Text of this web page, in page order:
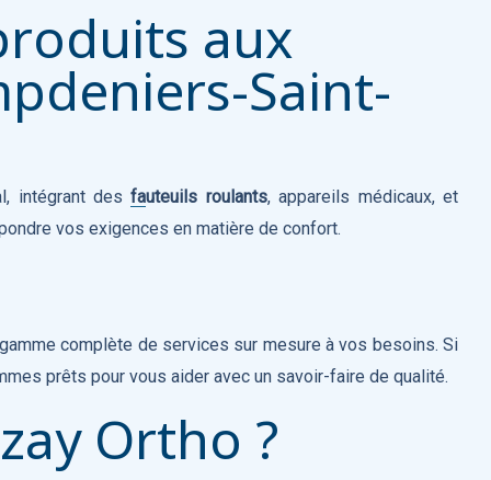
aux
Saint-
intégrant desfauteuils roulants, appareils médicaux, et
vos exigences en matière de confort.
complète de services sur mesure à vos besoins. Si
prêts pour vous aider avec un savoir-faire de qualité.
Ortho ?